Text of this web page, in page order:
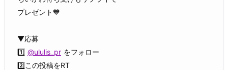
プレゼント💙
▼応募
1️⃣ @ululis_pr をフォロー
2️⃣この投稿をRT